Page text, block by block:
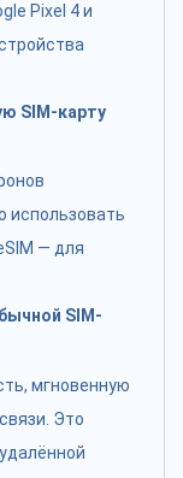
Pixel 4 и
SIM-карту
использовать
— для
SIM-
мгновенную
Это